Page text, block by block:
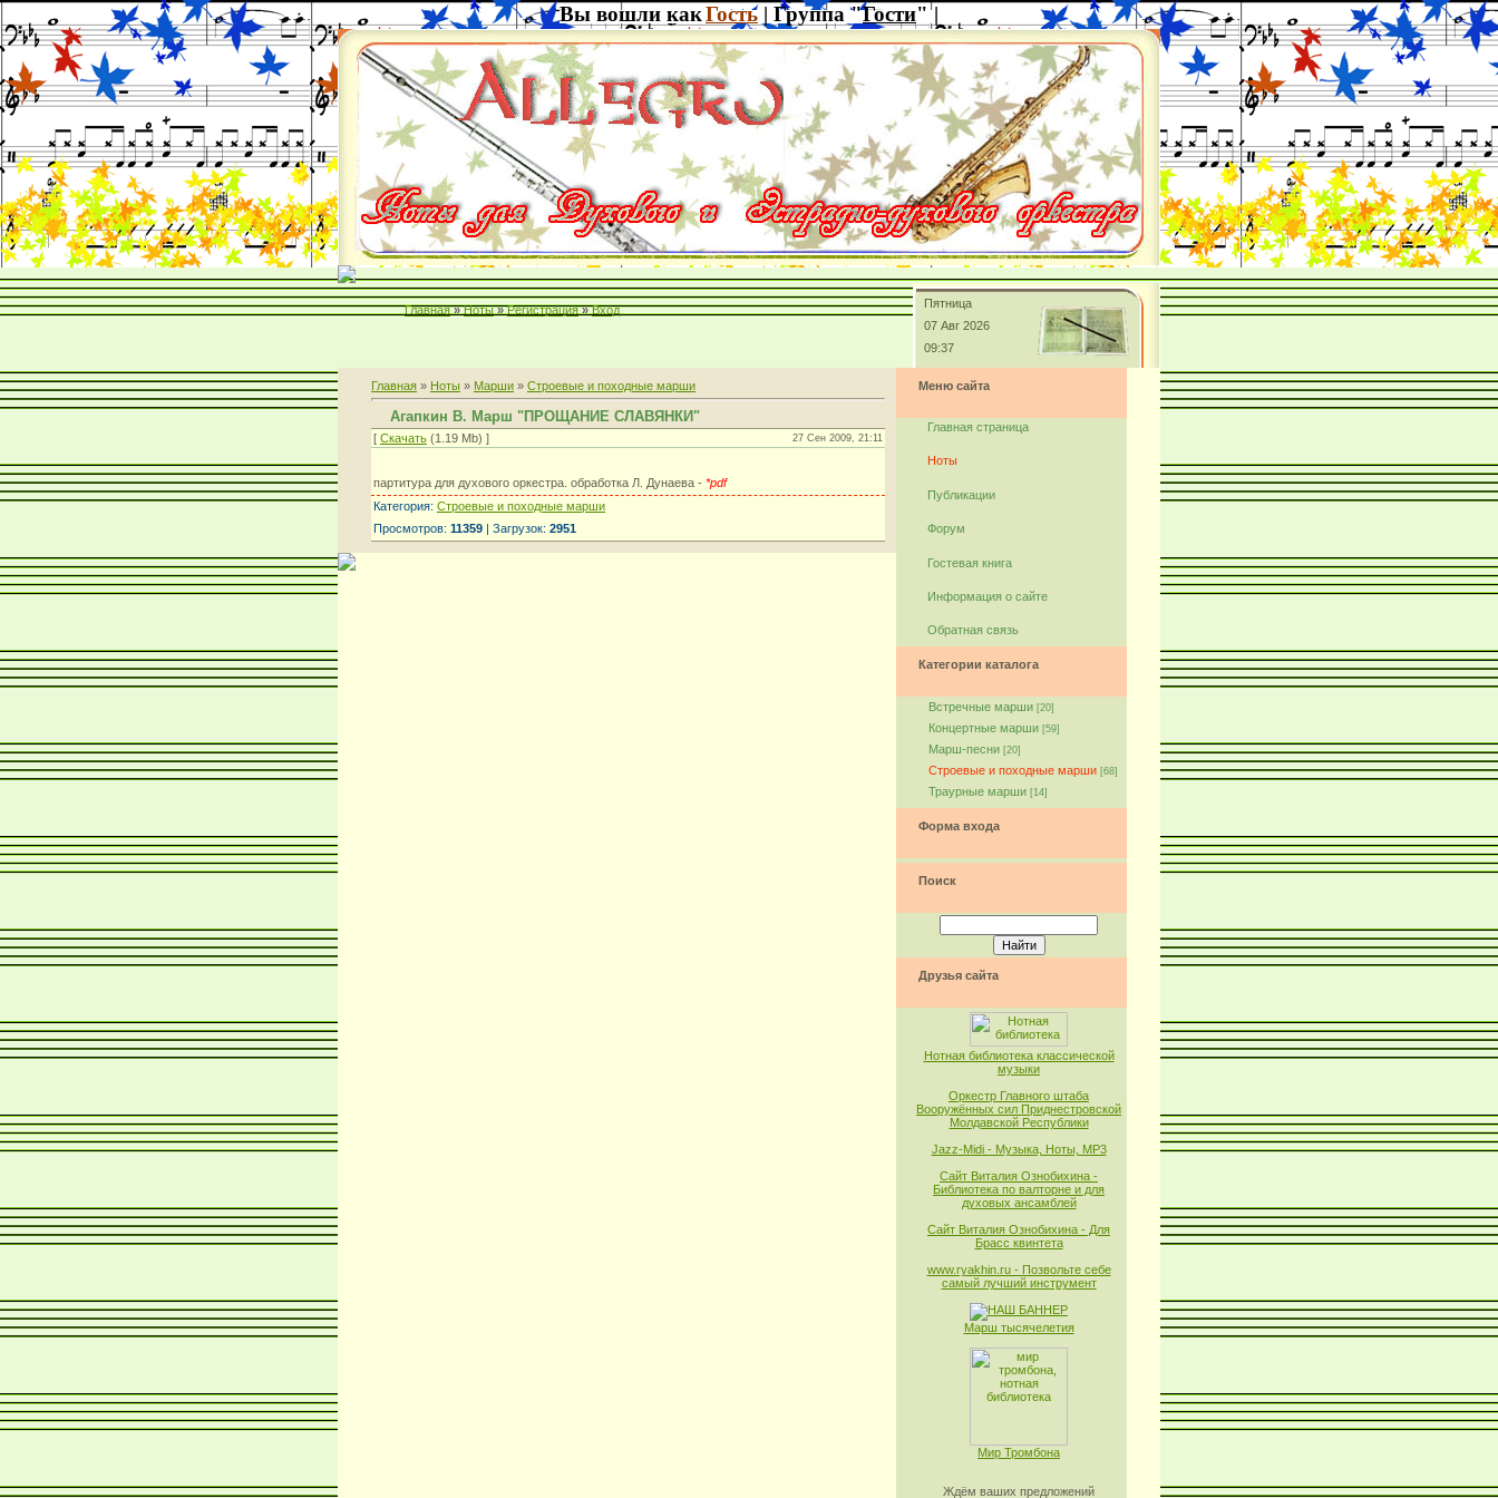
Вы вошли какГость | Группа "Гости" |
Главная » Ноты » Регистрация » Вход
Пятница
07 Авг 2026
09:37
Главная » Ноты » Марши » Строевые и походные марши
Агапкин В. Марш "ПРОЩАНИЕ СЛАВЯНКИ"
[ Скачать (1.19 Mb) ] 27 Сен 2009, 21:11
партитура для духового оркестра. обработка Л. Дунаева - *pdf
Категория: Строевые и походные марши
Просмотров: 11359 | Загрузок: 2951
Меню сайта
Главная страница
Ноты
Публикации
Форум
Гостевая книга
Информация о сайте
Обратная связь
Категории каталога
Встречные марши [20]
Концертные марши [59]
Марш-песни [20]
Строевые и походные марши [68]
Траурные марши [14]
Форма входа
Поиск
Друзья сайта
Нотная библиотека классической
музыки
Оркестр Главного штаба
Вооружённых сил Приднестровской
Молдавской Республики
Jazz-Midi - Музыка, Ноты, MP3
Сайт Виталия Ознобихина -
Библиотека по валторне и для
духовых ансамблей
Сайт Виталия Ознобихина - Для
Брасс квинтета
www.ryakhin.ru - Позвольте себе
самый лучший инструмент
Марш тысячелетия
Мир Тромбона
Ждём ваших предложений